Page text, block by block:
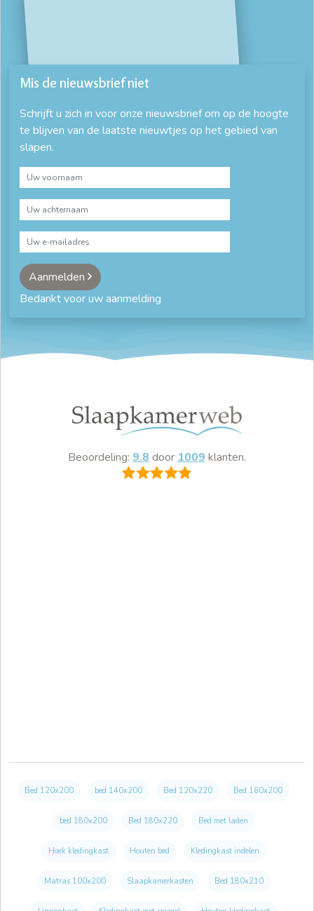
Mis de nieuwsbrief niet
Schrijft u zich in voor onze nieuwsbrief om op de hoogte
te blijven van de laatste nieuwtjes op het gebied van
slapen.
Aanmelden
Bedankt voor uw aanmelding
Beoordeling: 9.8door1009klanten.
Bed 120x200 bed 140x200 Bed 120x220 Bed 160x200
bed 180x200 Bed 180x220 Bed met laden
Hoek kledingkast Houten bed Kledingkast indelen
Matras 100x200 Slaapkamerkasten Bed 180x210